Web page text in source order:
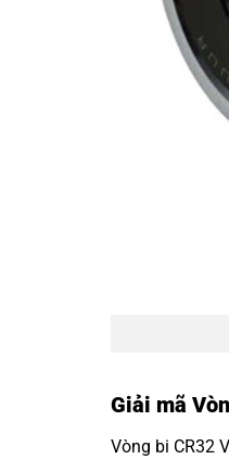
Giải mã
Vòng bi CR32